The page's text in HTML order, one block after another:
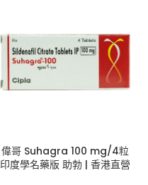
偉哥 Suhagra 100 mg/4粒
印度學名藥版 助勃 | 香港直營